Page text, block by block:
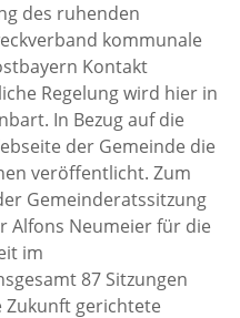
des ruhenden
kommunale
Kontakt
Regelung wird hier in
In Bezug auf die
der Gemeinde die
veröffentlicht. Zum
Gemeinderatssitzung
Alfons Neumeier für die
im
87 Sitzungen
Zukunft gerichtete